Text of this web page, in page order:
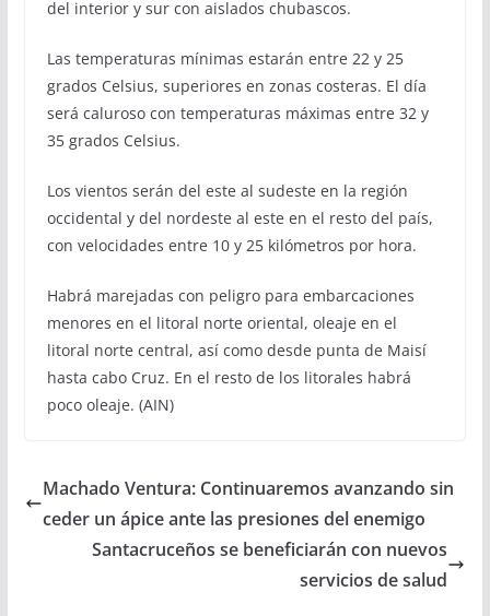
del interior y sur con aislados chubascos.
Las temperaturas mínimas estarán entre 22 y 25
grados Celsius, superiores en zonas costeras. El día
será caluroso con temperaturas máximas entre 32 y
35 grados Celsius.
Los vientos serán del este al sudeste en la región
occidental y del nordeste al este en el resto del país,
con velocidades entre 10 y 25 kilómetros por hora.
Habrá marejadas con peligro para embarcaciones
menores en el litoral norte oriental, oleaje en el
litoral norte central, así como desde punta de Maisí
hasta cabo Cruz. En el resto de los litorales habrá
poco oleaje. (AIN)
Machado Ventura: Continuaremos avanzando sin
ceder un ápice ante las presiones del enemigo
Santacruceños se beneficiarán con nuevos
servicios de salud